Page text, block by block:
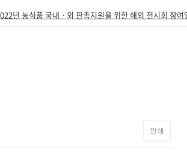
년 농식품 국내ㆍ외 판촉지원을 위한 해외 전시회 참여
인쇄